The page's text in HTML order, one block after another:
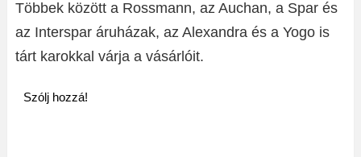
Többek között a Rossmann, az Auchan, a Spar és
az Interspar áruházak, az Alexandra és a Yogo is
tárt karokkal várja a vásárlóit.
Szólj hozzá!